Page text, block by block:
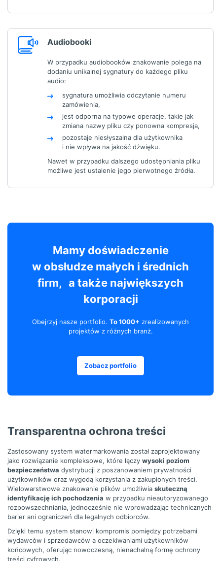
Audiobooki
W przypadku audiobooków znakowanie polega na
dodaniu unikalnej sygnatury do każdego pliku
audio:
sygnatura umożliwia odczytanie numeru
zamówienia,
jest odporna na typowe operacje, takie jak
zmiana nazwy pliku czy ponowna kompresja,
pozostaje niesłyszalna dla użytkownika
i nie wpływa na jakość dźwięku.
Nawet w przypadku dalszego udostępniania pliku
możliwe jest ustalenie jego pierwotnego źródła.
Mamy doświadczenie
w obsłudze małych i średnich
firm, a także największych
korporacji
Obejrzyj nasze portfolio. To 1000+ zrealizowanych
projektów z różnych branż.
Zobacz portfolio
Transparentna ochrona treści
Zastosowany system watermarkowania został zaprojektowany
jako rozwiązanie kompleksowe, które łączy wysoki poziom
bezpieczeństwa dystrybucji z poszanowaniem prywatności
użytkowników oraz wygodą korzystania z zakupionych treści.
Wielowarstwowe znakowanie plików umożliwia skuteczną
identyfikację ich pochodzenia w przypadku nieautoryzowanego
rozpowszechniania, jednocześnie nie wprowadzając technicznych
barier ani ograniczeń dla legalnych odbiorców.
Dzięki temu system stanowi kompromis pomiędzy potrzebami
wydawców i sprzedawców a oczekiwaniami użytkowników
końcowych, oferując nowoczesną, nienachalną formę ochrony
treści cyfrowych.